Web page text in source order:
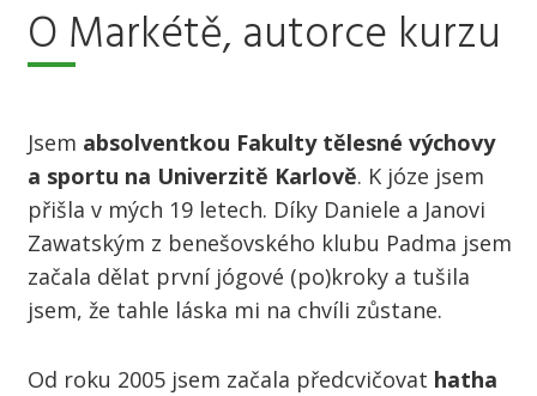
O Markétě, autorce kurzu
Jsem absolventkou Fakulty tělesné výchovy
a sportu na Univerzitě Karlově. K józe jsem
přišla v mých 19 letech. Díky Daniele a Janovi
Zawatským z benešovského klubu Padma jsem
začala dělat první jógové (po)kroky a tušila
jsem, že tahle láska mi na chvíli zůstane.
Od roku 2005 jsem začala předcvičovat hatha